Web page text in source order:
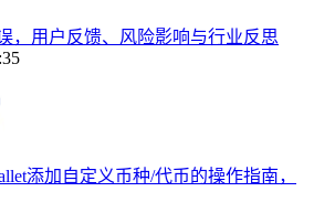
，用户反馈、风险影响与行业反思
添加自定义币种/代币的操作指南，